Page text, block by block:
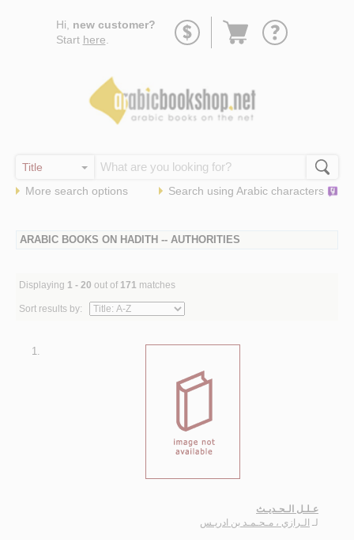
Hi, new customer?
Start here
Go
More search options Search using Arabic characters
ARABIC BOOKS ON HADITH -- AUTHORITIES
Displaying 1 - 20 out of 171 matches
Sort results by:
1.
عـلـل الـحـديـث
لـ الـرازي ، مـحـمـد بن ادريـس